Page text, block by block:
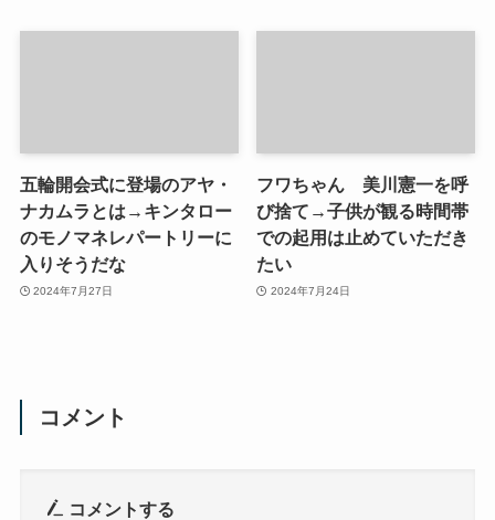
五輪開会式に登場のアヤ・
ナカムラとは→キンタロー
のモノマネレパートリーに
入りそうだな
2024年7月27日
フワちゃん 美川憲一を呼
び捨て→子供が観る時間帯
での起用は止めていただき
たい
2024年7月24日
コメント
コメントする